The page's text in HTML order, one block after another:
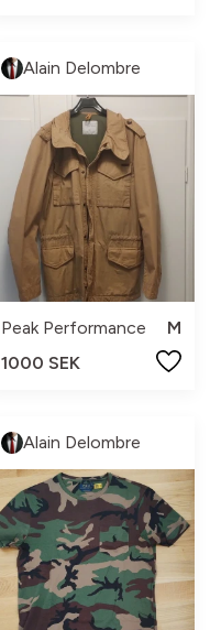
Alain Delombre
Peak Performance
M
1000 SEK
Alain Delombre